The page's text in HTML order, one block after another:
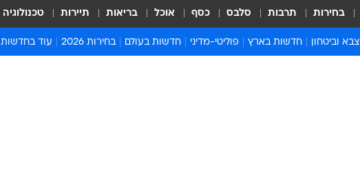
בחירות תרבות סלבס כסף אוכל בריאות תיירות טכנולוגיה
צבא וביטחון חדשות בארץ פוליטי-מדיני חדשות בעולם בחירות 2026 עוד בחדשות